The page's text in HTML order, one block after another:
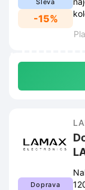
Sleva
-15%
Doprava